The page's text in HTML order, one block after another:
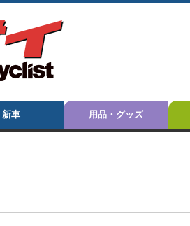
新車 用品・グッズ